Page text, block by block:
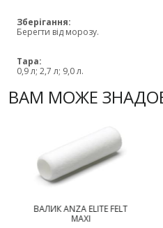
Зберігання:
Берегти від морозу.
Тара:
0,9 л; 2,7 л; 9,0 л.
ВАМ МОЖЕ
ВАЛИК ANZA ELITE FELT